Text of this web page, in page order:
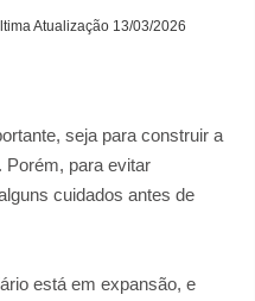
Atualização 13/03/2026
seja para construir a
Porém, para evitar
cuidados antes de
está em expansão, e